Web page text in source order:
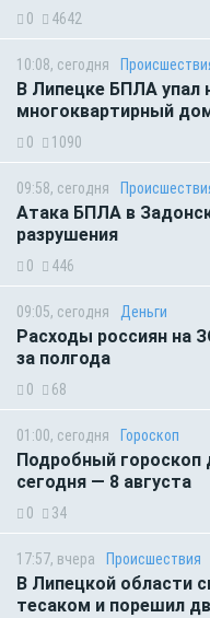
0 4642
10:08, сегодня
В Липецке БПЛА упал
многоквартирный
0 1090
09:58, сегодня
Атака БПЛА в
разрушения
0 446
09:05, сегодня Деньги
Расходы россиян на
за полгода
0 68
01:00, сегодня Гороскоп
Подробный гороскоп
сегодня — 8 августа
0 34
17:57, вчера Происшествия
В Липецкой области
тесаком и порешил